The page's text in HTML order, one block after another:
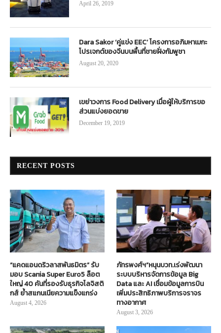
April 26, 2019
Dara Sakor ‘คู่แข่ง EEC’ โครงการอภิมหาเมกะ
โปรเจกต์ของจีนบนพื้นที่ชายฝั่งกัมพูชา
August 20, 2020
เขย่าวงการ Food Delivery เมื่อผู้ให้บริการขอ
ส่วนแบ่งยอดขาย
December 19, 2019
RECENT POSTS
“แคดแอนดริวลาสพันธมิตร” รับ
มอบ Scania Super Euro5 ล็อต
ใหญ่ 40 คันที่รองรับธุรกิจโลจิสติ
กส์ ย้ำสแกนเนียความแข็งแกร่ง
August 4, 2026
ภัทรพงศ์ฯ”หนุนบวท.เร่งพัฒนา
ระบบบริหารจัดการข้อมูล Big
Data และ AI เชื่อมข้อมูลการบิน
เพิ่มประสิทธิภาพบริการจราจร
ทางอากาศ
August 3, 2026